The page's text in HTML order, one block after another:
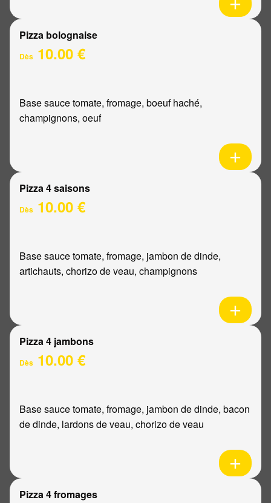
Pizza bolognaise
Dès 10.00 €
Base sauce tomate, fromage, boeuf haché,
champignons, oeuf
Pizza 4 saisons
Dès 10.00 €
Base sauce tomate, fromage, jambon de dinde,
artichauts, chorizo de veau, champignons
Pizza 4 jambons
Dès 10.00 €
Base sauce tomate, fromage, jambon de dinde, bacon
de dinde, lardons de veau, chorizo de veau
Pizza 4 fromages